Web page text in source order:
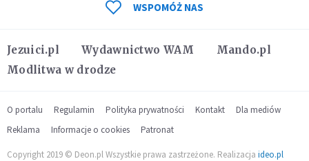
Jezuici.pl Wydawnictwo WAM
Mando.pl
Modlitwa w drodze
WSPOMÓŻ NAS
O portalu Regulamin Polityka prywatności Kontakt
Dla mediów
Reklama
Informacje o cookies Patronat
Copyright 2019 © Deon.pl Wszystkie prawa zastrzeżone. Realizacja ideo.pl